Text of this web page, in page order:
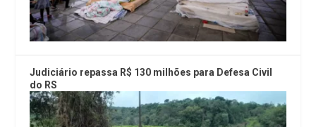
Judiciário repassa R$ 130 milhões para Defesa Civil
do RS